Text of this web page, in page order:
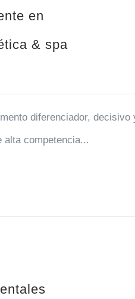
en
& spa
diferenciador, decisivo
alta competencia...